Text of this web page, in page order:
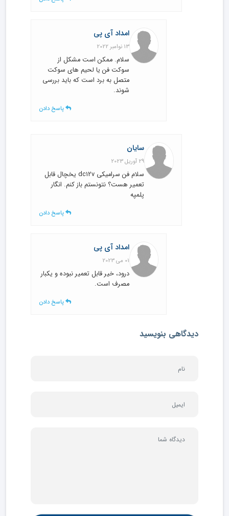
امداد آی پی
13 نوامبر 2022
سلام. ممکن است مشکل از
سوکت فن یا لحیم های سوکت
متصل به برد است که باید بررسی
شوند.
پاسخ دادن
سایان
29 آوریل 2023
سلام فن سرامیکی dc12v یخچال قابل
تعمیر هست؟ نتونستم باز کنم. انگار
پلمپه
پاسخ دادن
امداد آی پی
01 می 2023
درود، خیر قابل تعمیر نبوده و یکبار
مصرف است.
پاسخ دادن
دیدگاهی بنویسید